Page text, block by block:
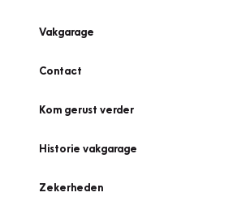
Vakgarage
Contact
Kom gerust verder
Historie vakgarage
Zekerheden